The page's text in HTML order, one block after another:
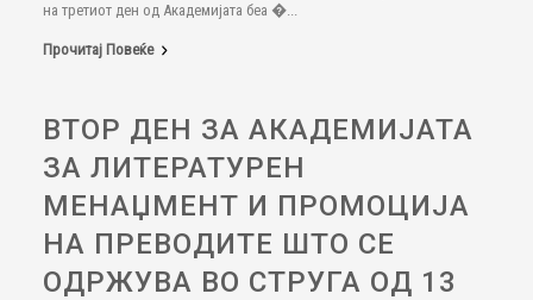
на третиот ден од Академијата беа �...
Прочитај Повеќе
ВТОР ДЕН ЗА АКАДЕМИЈАТА
ЗА ЛИТЕРАТУРЕН
МЕНАЏМЕНТ И ПРОМОЦИЈА
НА ПРЕВОДИТЕ ШТО СЕ
ОДРЖУВА ВО СТРУГА ОД 13